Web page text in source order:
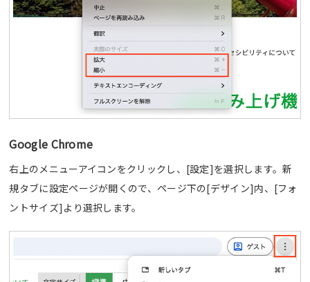
Google Chrome
右上のメニューアイコンをクリックし、[設定]を選択します。新
規タブに設定ページが開くので、ページ下の[デザイン]内、[フォ
ントサイズ]より選択します。